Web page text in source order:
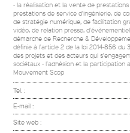
- la réalisation et la vente de
prestations de service d'ingénierie, de
de stratégie numérique, de facilitation
vidéo, de relation presse,
démarche de Recherche &
définie à l'article 2 de la loi 2014-856 du
des projets et des acteurs qui
sociétaux - l'adhésion et la participation
Mouvement Scop
Tel. :
E-mail :
Site web :